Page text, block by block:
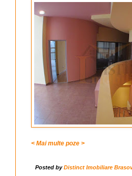
< Mai multe poze >
Posted byDistinct Imobiliare